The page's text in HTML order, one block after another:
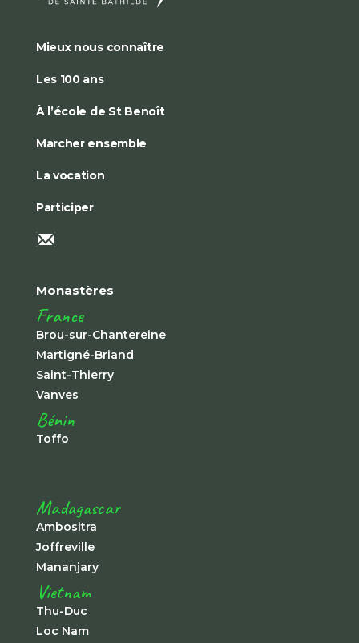
Mieux nous connaître
Les 100 ans
À l’école de St Benoît
Marcher ensemble
La vocation
Participer
Monastères
France
Brou-sur-Chantereine
Martigné-Briand
Saint-Thierry
Vanves
Bénin
Toffo
Madagascar
Ambositra
Joffreville
Mananjary
Vietnam
Thu-Duc
Loc Nam